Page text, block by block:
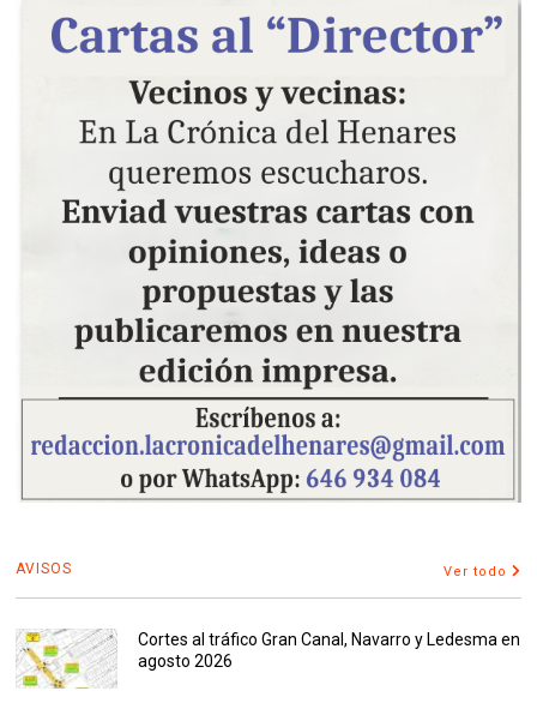
AVISOS Ver todo
Cortes al tráfico Gran Canal, Navarro y Ledesma en
agosto 2026